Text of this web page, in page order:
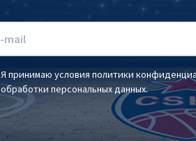
Я принимаю условия политики
обработки персональных данных.